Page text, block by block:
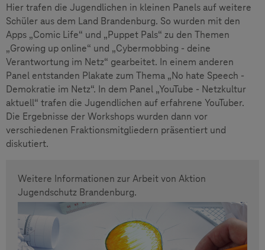
Hier trafen die Jugendlichen in kleinen Panels auf weitere
Schüler aus dem Land Brandenburg. So wurden mit den
Apps „Comic Life“ und „Puppet Pals“ zu den Themen
„Growing up online“ und „Cybermobbing - deine
Verantwortung im Netz“ gearbeitet. In einem anderen
Panel entstanden Plakate zum Thema „No hate Speech -
Demokratie im Netz“. In dem Panel „YouTube - Netzkultur
aktuell“ trafen die Jugendlichen auf erfahrene YouTuber.
Die Ergebnisse der Workshops wurden dann vor
verschiedenen Fraktionsmitgliedern präsentiert und
diskutiert.
Weitere Informationen zur Arbeit von Aktion
Jugendschutz Brandenburg.